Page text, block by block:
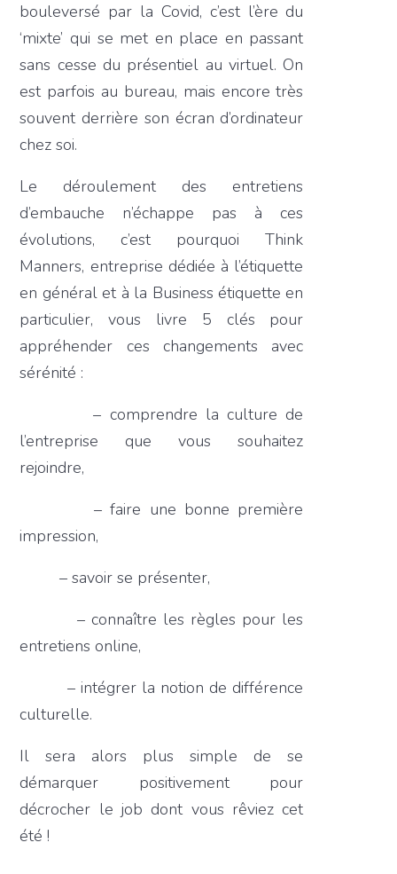
bouleversé par la Covid, c’est l’ère du
‘mixte’ qui se met en place en passant
sans cesse du présentiel au virtuel. On
est parfois au bureau, mais encore très
souvent derrière son écran d’ordinateur
chez soi.
Le déroulement des entretiens
d’embauche n’échappe pas à ces
évolutions, c’est pourquoi Think
Manners, entreprise dédiée à l’étiquette
en général et à la Business étiquette en
particulier, vous livre 5 clés pour
appréhender ces changements avec
sérénité :
– comprendre la culture de
l’entreprise que vous souhaitez
rejoindre,
– faire une bonne première
impression,
– savoir se présenter,
– connaître les règles pour les
entretiens online,
– intégrer la notion de différence
culturelle.
Il sera alors plus simple de se
démarquer positivement pour
décrocher le job dont vous rêviez cet
été !